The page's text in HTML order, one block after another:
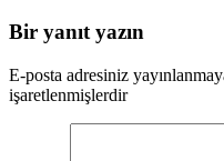
Bir yanıt yazın
E-posta adresiniz
işaretlenmişlerdir